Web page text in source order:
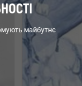
майбутнє